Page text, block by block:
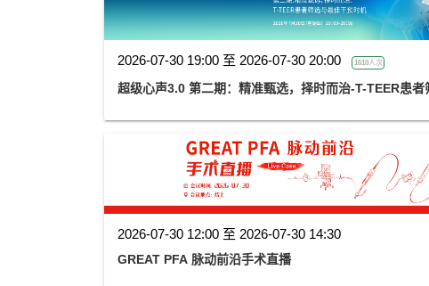
2026-07-30 19:00 至 2026-07-30 20:00 1610人次
超级心声3.0 第二期：精准甄选，择时而治-T-TEER患
2026-07-30 12:00 至 2026-07-30 14:30
GREAT PFA 脉动前沿手术直播